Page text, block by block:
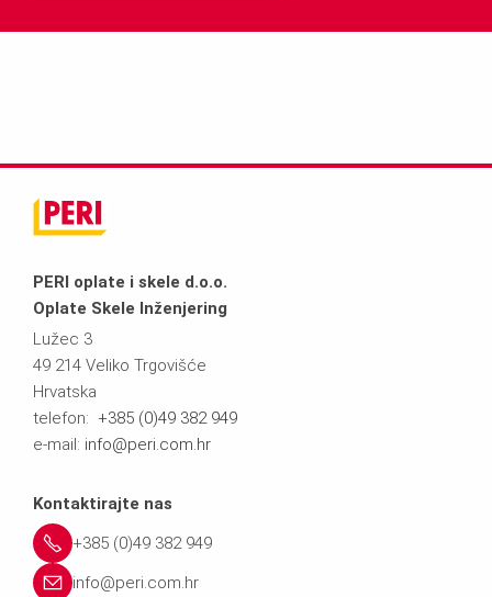
PERI oplate i skele d.o.o.
Oplate Skele Inženjering
Lužec 3
49 214 Veliko Trgovišće
Hrvatska
telefon: +385 (0)49 382 949
e-mail: info@peri.com.hr
Kontaktirajte nas
+385 (0)49 382 949
info@peri.com.hr